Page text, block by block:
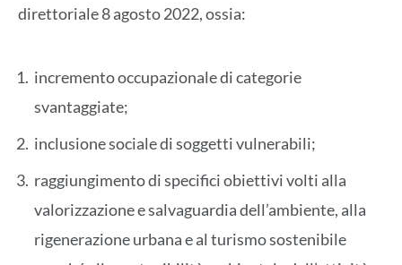
direttoriale 8 agosto 2022, ossia:
incremento occupazionale di categorie
svantaggiate;
inclusione sociale di soggetti vulnerabili;
raggiungimento di specifici obiettivi volti alla
valorizzazione e salvaguardia dell’ambiente, alla
rigenerazione urbana e al turismo sostenibile